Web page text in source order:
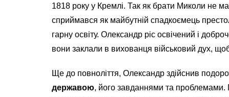
1818 року у Кремлі. Так як брати Миколи не
сприймався як майбутній спадкоємець
гарну освіту. Олександр ріс освічений і
вони заклали в вихованця військовий дух,
Ще до повноліття, Олександр здійснив
державою, його завданнями та проблемами.